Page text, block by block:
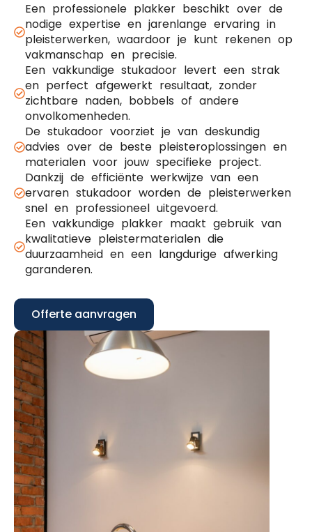
Een professionele plakker beschikt over de
nodige expertise en jarenlange ervaring in
pleisterwerken, waardoor je kunt rekenen op
vakmanschap en precisie.
Een vakkundige stukadoor levert een strak
en perfect afgewerkt resultaat, zonder
zichtbare naden, bobbels of andere
onvolkomenheden.
De stukadoor voorziet je van deskundig
advies over de beste pleisteroplossingen en
materialen voor jouw specifieke project.
Dankzij de efficiënte werkwijze van een
ervaren stukadoor worden de pleisterwerken
snel en professioneel uitgevoerd.
Een vakkundige plakker maakt gebruik van
kwalitatieve pleistermaterialen die
duurzaamheid en een langdurige afwerking
garanderen.
Offerte aanvragen